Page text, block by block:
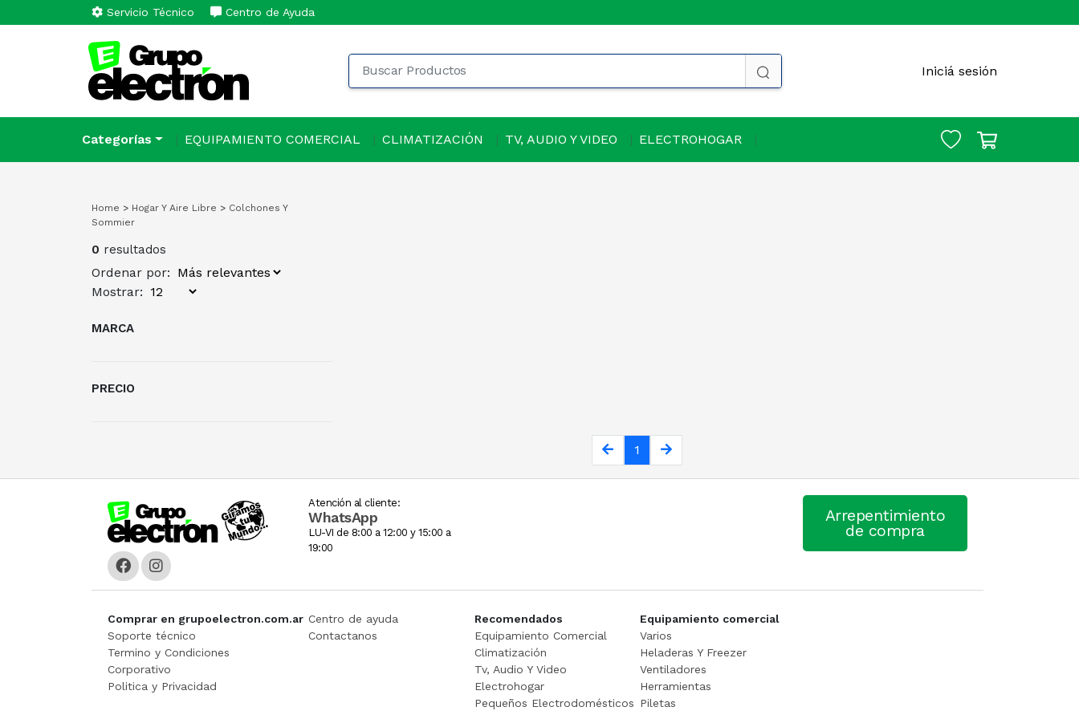
Servicio Técnico Centro de Ayuda
Iniciá sesión
Categorías EQUIPAMIENTO COMERCIAL CLIMATIZACIÓN TV, AUDIO Y VIDEO ELECTROHOGAR
Home > Hogar Y Aire Libre > Colchones Y
Sommier
0 resultados
Ordenar por:
Mostrar:
MARCA
PRECIO
1
Atención al cliente:
WhatsApp
LU-VI de 8:00 a 12:00 y 15:00 a
19:00
Arrepentimiento
de compra
Comprar en grupoelectron.com.ar
Soporte técnico
Termino y Condiciones
Corporativo
Politica y Privacidad
Centro de ayuda
Contactanos
Recomendados
Equipamiento Comercial
Climatización
Tv, Audio Y Video
Electrohogar
Pequeños Electrodomésticos
Equipamiento comercial
Varios
Heladeras Y Freezer
Ventiladores
Herramientas
Piletas